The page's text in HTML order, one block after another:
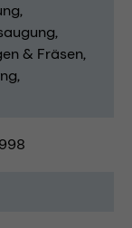
& Fräsen